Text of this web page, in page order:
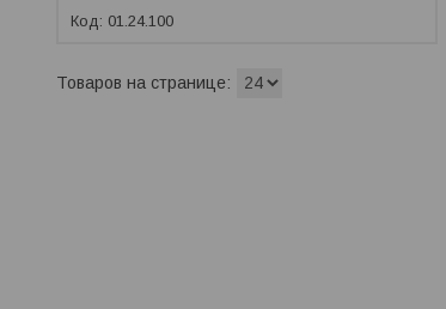
01.24.100